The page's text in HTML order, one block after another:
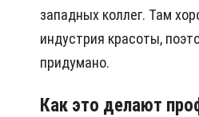
западных коллег. Там
индустрия красоты,
придумано.
Как это делают